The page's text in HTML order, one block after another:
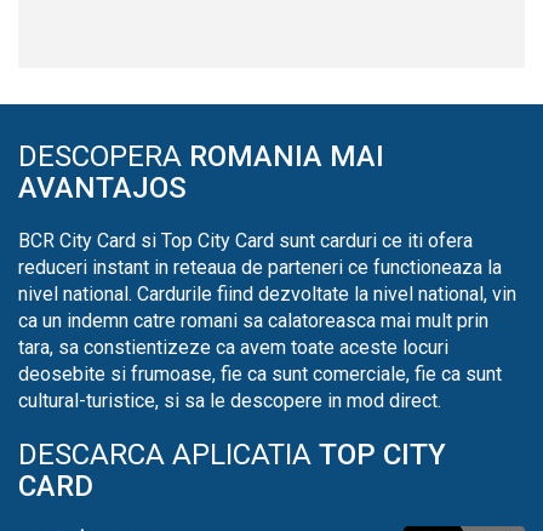
DESCOPERA ROMANIA MAI
AVANTAJOS
BCR City Card si Top City Card sunt carduri ce iti ofera
reduceri instant in reteaua de parteneri ce functioneaza la
nivel national. Cardurile fiind dezvoltate la nivel national, vin
ca un indemn catre romani sa calatoreasca mai mult prin
tara, sa constientizeze ca avem toate aceste locuri
deosebite si frumoase, fie ca sunt comerciale, fie ca sunt
cultural-turistice, si sa le descopere in mod direct.
DESCARCA APLICATIA TOP CITY
CARD